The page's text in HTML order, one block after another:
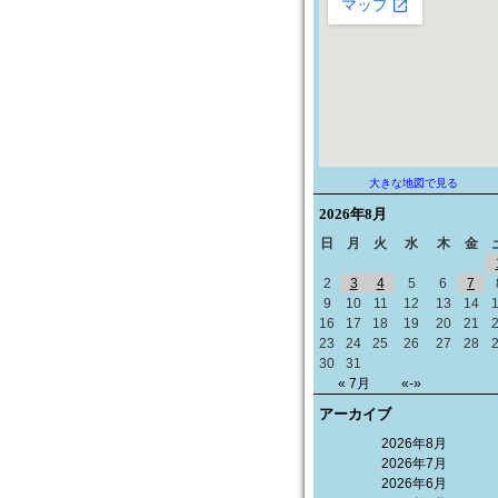
大きな地図で見る
2026年8月
日 月 火 水 木 金
« 7月 «-»
2
3 4 5 6 7
9
10 11 12 13 14
16
17 18 19 20 21
23
24 25 26 27 28
30
31
アーカイブ
2026年8月
2026年7月
2026年6月